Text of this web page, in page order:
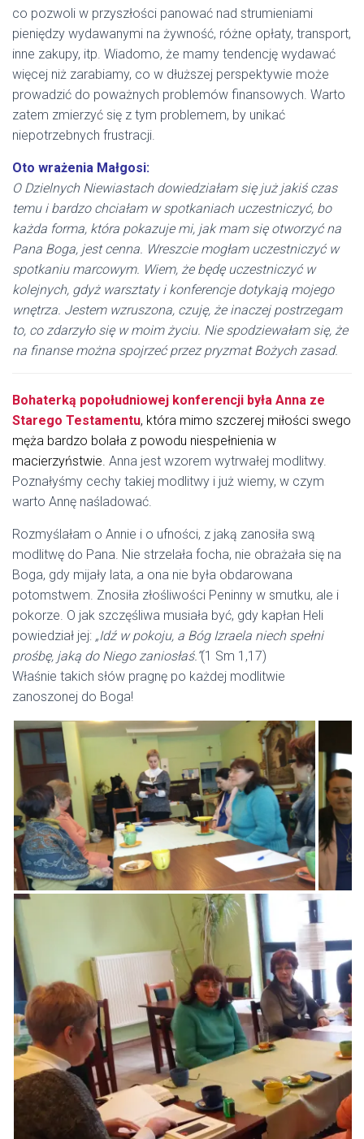
co pozwoli w przyszłości panować nad strumieniami
pieniędzy wydawanymi na żywność, różne opłaty, transport,
inne zakupy, itp. Wiadomo, że mamy tendencję wydawać
więcej niż zarabiamy, co w dłuższej perspektywie może
prowadzić do poważnych problemów finansowych. Warto
zatem zmierzyć się z tym problemem, by unikać
niepotrzebnych frustracji.
Oto wrażenia Małgosi:
O Dzielnych Niewiastach dowiedziałam się już jakiś czas
temu i bardzo chciałam w spotkaniach uczestniczyć, bo
każda forma, która pokazuje mi, jak mam się otworzyć na
Pana Boga, jest cenna. Wreszcie mogłam uczestniczyć w
spotkaniu marcowym. Wiem, że będę uczestniczyć w
kolejnych, gdyż warsztaty i konferencje dotykają mojego
wnętrza. Jestem wzruszona, czuję, że inaczej postrzegam
to, co zdarzyło się w moim życiu. Nie spodziewałam się, że
na finanse można spojrzeć przez pryzmat Bożych zasad.
Bohaterką popołudniowej konferencji była Anna ze
Starego Testamentu, która mimo szczerej miłości swego
męża bardzo bolała z powodu niespełnienia w
macierzyństwie. Anna jest wzorem wytrwałej modlitwy.
Poznałyśmy cechy takiej modlitwy i już wiemy, w czym
warto Annę naśladować.
Rozmyślałam o Annie i o ufności, z jaką zanosiła swą
modlitwę do Pana. Nie strzelała focha, nie obrażała się na
Boga, gdy mijały lata, a ona nie była obdarowana
potomstwem. Znosiła złośliwości Peninny w smutku, ale i
pokorze. O jak szczęśliwa musiała być, gdy kapłan Heli
powiedział jej: „Idź w pokoju, a Bóg Izraela niech spełni
prośbę, jaką do Niego zaniosłaś.”(1 Sm 1,17)
Właśnie takich słów pragnę po każdej modlitwie
zanoszonej do Boga!